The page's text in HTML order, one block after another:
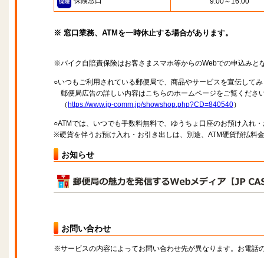
※ 窓口業務、ATMを一時休止する場合があります。
※バイク自賠責保険はお客さまスマホ等からのWebでの申込みと
○いつもご利用されている郵便局で、商品やサービスを宣伝して
郵便局広告の詳しい内容はこちらのホームページをご覧くださ
（ https://www.jp-comm.jp/showshop.php?CD=840540）
○ATMでは、いつでも手数料無料で、ゆうちょ口座のお預け入れ
※硬貨を伴うお預け入れ・お引き出しは、別途、ATM硬貨預払料
お知らせ
お問い合わせ
※サービスの内容によってお問い合わせ先が異なります。お電話